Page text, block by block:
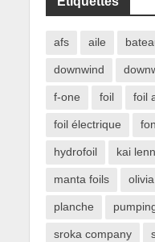
afs aile
downwind
f-one foil foil
foil électrique
hydrofoil kai
manta foils
planche
sroka company